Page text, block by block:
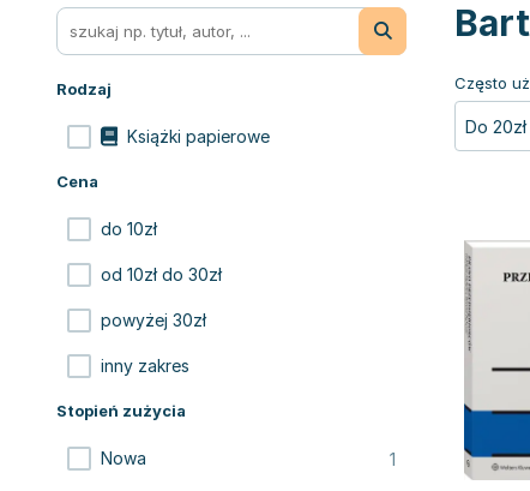
Rodzaj
Książki papierowe
Cena
do 10zł
od 10zł do 30zł
powyżej 30zł
inny zakres
Stopień zużycia
Nowa 1
Często
Do 20zł